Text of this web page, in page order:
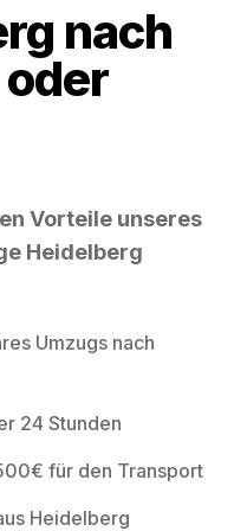
nach
Vorteile unseres
Heidelberg
Umzugs nach
24 Stunden
für den Transport
Heidelberg